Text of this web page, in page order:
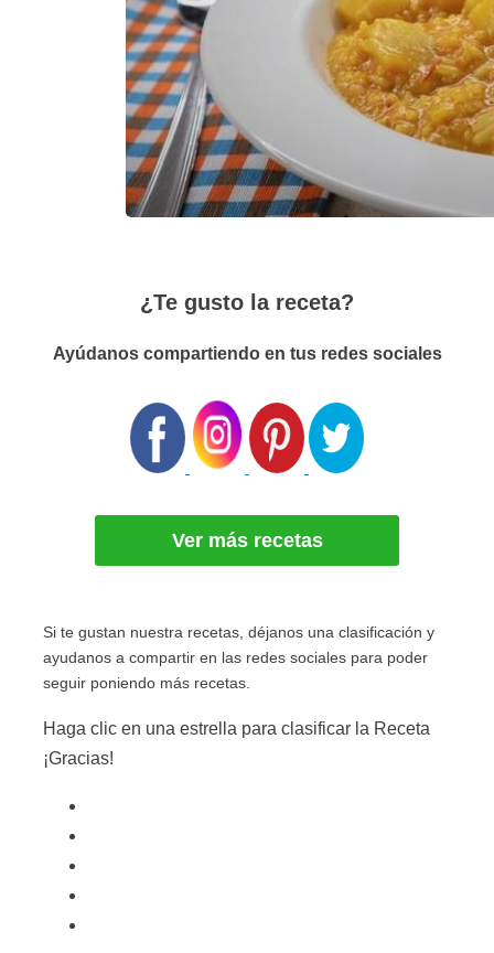
¿Te gusto la receta?
Ayúdanos compartiendo en tus redes sociales
Ver más recetas
Si te gustan nuestra recetas, déjanos una clasificación y
ayudanos a compartir en las redes sociales para poder
seguir poniendo más recetas.
Haga clic en una estrella para clasificar la Receta
¡Gracias!